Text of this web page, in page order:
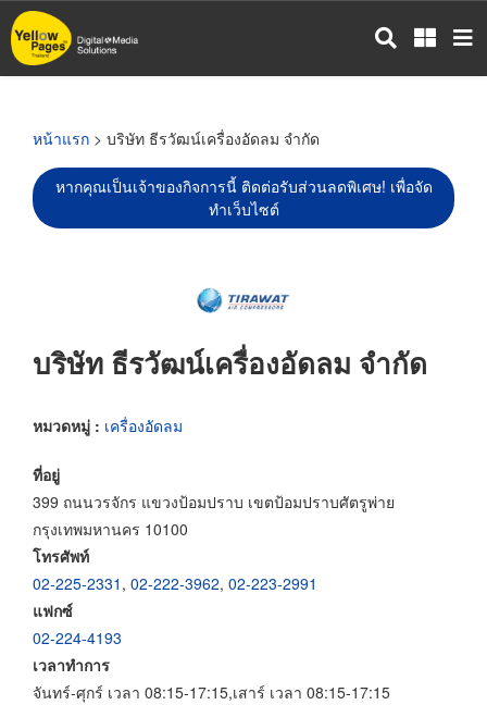
ข้าม
ไป
หน้าแรก > บริษัท ธีรวัฒน์เครื่องอัดลม จำกัด
หากคุณเป็นเจ้าของกิจการนี้ ติดต่อรับส่วนลดพิเศษ! เพื่อจัด
ทำเว็บไซต์
บริษัท ธีรวัฒน์เครื่องอัดลม จำกัด
หมวดหมู่ : เครื่องอัดลม
ที่อยู่
399 ถนนวรจักร แขวงป้อมปราบ เขตป้อมปราบศัตรูพ่าย
กรุงเทพมหานคร 10100
โทรศัพท์
02-225-2331 , 02-222-3962, 02-223-2991
แฟกซ์
02-224-4193
เวลาทำการ
จันทร์-ศุกร์ เวลา 08:15-17:15,เสาร์ เวลา 08:15-17:15